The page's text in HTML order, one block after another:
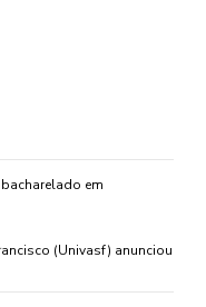
em
(Univasf) anunciou